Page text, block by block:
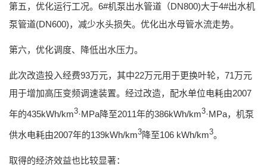
第五，优化运行工况。 6#机泵出水管道（DN800)大于4#出水机
泵管道(DN600)，减少水头损失。优化出水母管水流走势。
第六，优化调度、降低出水压力。
此次改造投入经费93万元，其中22万元用于更换叶轮， 71万元
用于增加高压变频调速装置。经过改造，配水单位电耗由2007
年的435kWh/km3·MPa降至2011年的386kWh/km3·MPa，机泵
供水电耗由2007年的139kWh/km3降至106 kWh/km3。
取得的经济效益也比较显著：